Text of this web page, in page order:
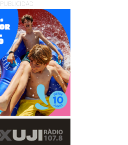
PUBLICIDAD